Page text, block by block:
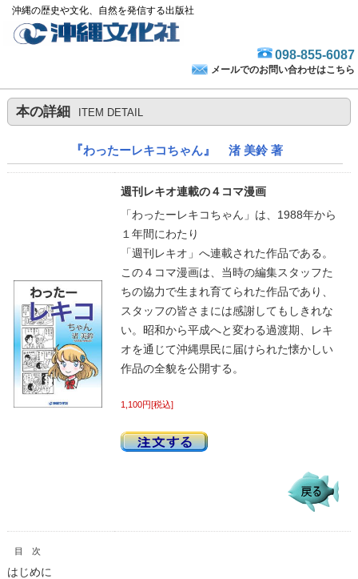
沖縄の歴史や文化、自然を発信する出版社
098-855-6087
メールでのお問い合わせはこちら
本の詳細 ITEM DETAIL
『わったーレキコちゃん 』渚 美鈴 著
週刊レキオ連載の４コマ漫画
「わったーレキコちゃん」は、1988年から
１年間にわたり
「週刊レキオ」へ連載された作品である。
この４コマ漫画は、当時の編集スタッフた
ちの協力で生まれ育てられた作品であり、
スタッフの皆さまには感謝してもしきれな
い。昭和から平成へと変わる過渡期、レキ
オを通じて沖縄県民に届けられた懐かしい
作品の全貌を公開する。
1,100円[税込]
目 次
はじめに